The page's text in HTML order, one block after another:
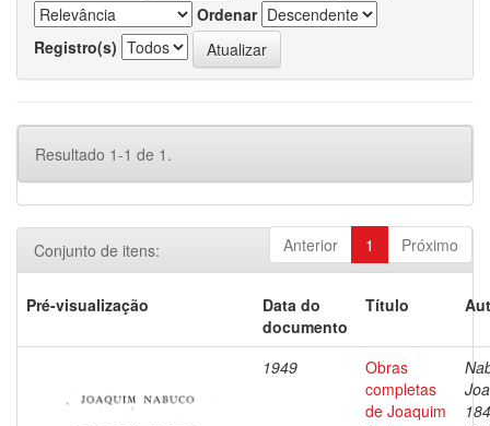
Ordenar
Registro(s)
Resultado 1-1 de 1.
Anterior 1 Próximo
Conjunto de itens:
Pré-visualização
Data do
documento
Título
1949
Obras
completas
de Joaquim